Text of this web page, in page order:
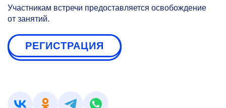
Участникам встречи предоставляется освобождение
от занятий.
РЕГИСТРАЦИЯ